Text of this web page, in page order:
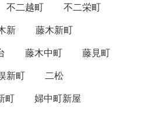
不二越町
不二栄町
新
藤木新町
藤木中町
藤見町
新町
二松
町
婦中町新屋